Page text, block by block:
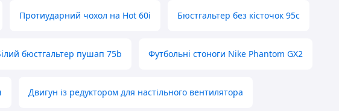
Протиударний чохол на Hot 60i Бюстгальтер без кісточок 95с
бюстгальтер пушап 75b Футбольні стоноги Nike Phantom GX2
Двигун із редуктором для настільного вентилятора